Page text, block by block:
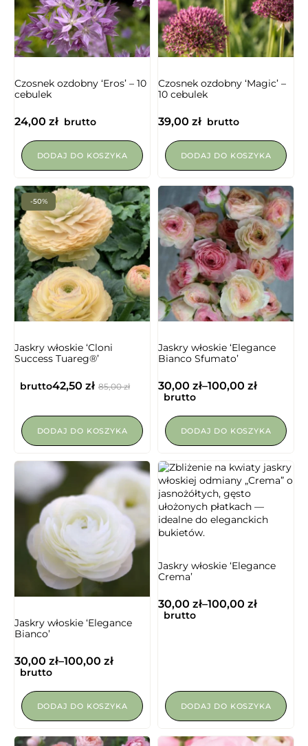
Czosnek ozdobny ‘Eros’ – 10
cebulek
24,00 zł brutto
DODAJ DO KOSZYKA
Czosnek ozdobny ‘Magic’ –
10 cebulek
39,00 zł brutto
DODAJ DO KOSZYKA
-50%
Jaskry włoskie ‘Cloni
Success Tuareg®’
85,00zł
42,50 zł
brutto
DODAJ DO KOSZYKA
Jaskry włoskie ‘Elegance
Bianco Sfumato’
30,00 zł–100,00 zł
brutto
DODAJ DO KOSZYKA
Jaskry włoskie ‘Elegance
Bianco’
30,00 zł–100,00 zł
brutto
DODAJ DO KOSZYKA
Jaskry włoskie ‘Elegance
Crema’
30,00 zł–100,00 zł
brutto
DODAJ DO KOSZYKA